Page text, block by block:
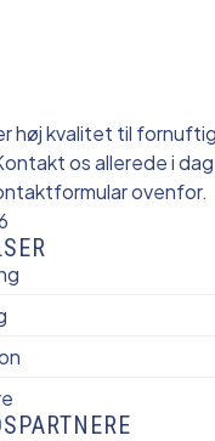
høj kvalitet til
os allerede i
ovenfor.